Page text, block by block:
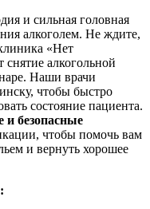
и сильная головная
алкоголем. Не ждите,
«Нет
алкогольной
Наши врачи
чтобы быстро
состояние пациента.
и безопасные
чтобы помочь вам
и вернуть хорошее